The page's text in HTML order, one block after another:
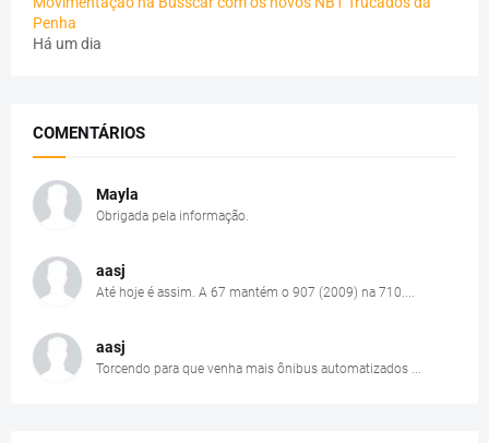
Penha
Há um dia
COMENTÁRIOS
Mayla
Obrigada pela informação.
aasj
Até hoje é assim. A 67 mantém o 907 (2009) na 710....
aasj
Torcendo para que venha mais ônibus automatizados ...